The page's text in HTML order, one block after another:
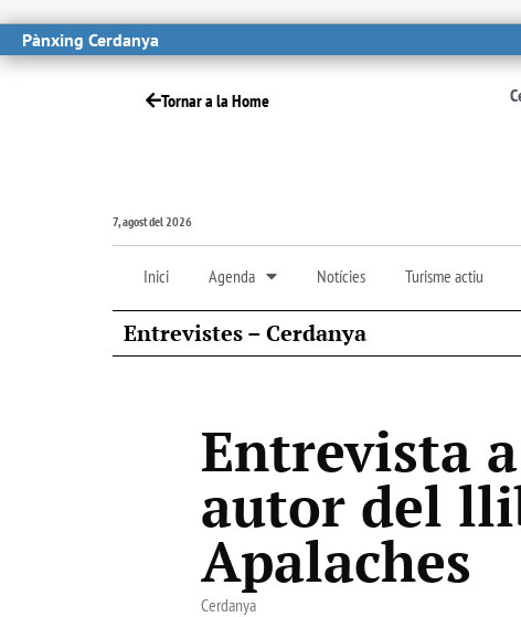
Pànxing Cerdanya
Tornar a la Home
7, agost del 2026
Inici Agenda Notícies Turisme actiu
Entrevistes – Cerdanya
Entrevista
autor del
Apalaches
Cerdanya